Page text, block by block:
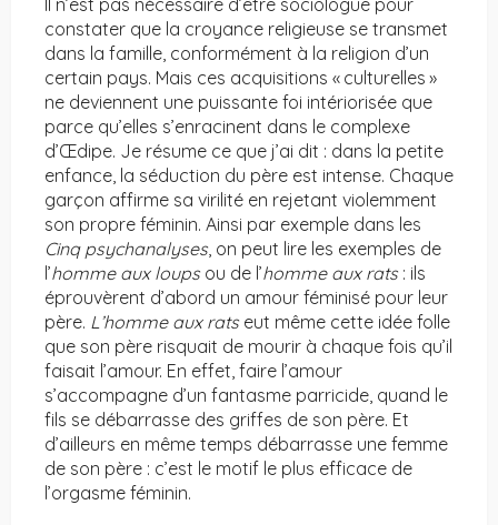
Il n’est pas nécessaire d’être sociologue pour
constater que la croyance religieuse se transmet
dans la famille, conformément à la religion d’un
certain pays. Mais ces acquisitions « culturelles »
ne deviennent une puissante foi intériorisée que
parce qu’elles s’enracinent dans le complexe
d’Œdipe. Je résume ce que j’ai dit : dans la petite
enfance, la séduction du père est intense. Chaque
garçon affirme sa virilité en rejetant violemment
son propre féminin. Ainsi par exemple dans les
Cinq psychanalyses, on peut lire les exemples de
l’homme aux loups ou de l’homme aux rats : ils
éprouvèrent d’abord un amour féminisé pour leur
père. L’homme aux rats eut même cette idée folle
que son père risquait de mourir à chaque fois qu’il
faisait l’amour. En effet, faire l’amour
s’accompagne d’un fantasme parricide, quand le
fils se débarrasse des griffes de son père. Et
d’ailleurs en même temps débarrasse une femme
de son père : c’est le motif le plus efficace de
l’orgasme féminin.